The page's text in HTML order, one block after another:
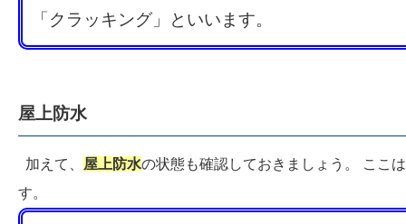
「クラッキング」といいます。
屋上防水
加えて、 屋上防水の状態も確認しておきましょう。 ここ
す。